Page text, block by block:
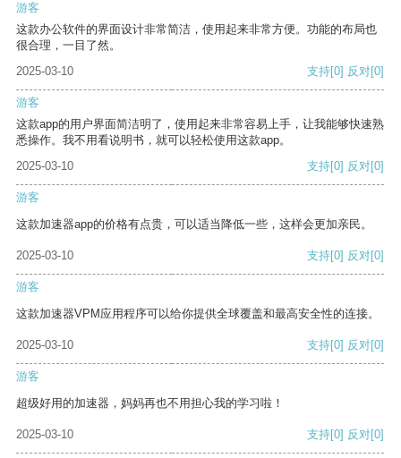
游客
这款办公软件的界面设计非常简洁，使用起来非常方便。功能的布局也
很合理，一目了然。
2025-03-10
支持[0] 反对[0]
游客
这款app的用户界面简洁明了，使用起来非常容易上手，让我能够快速熟
悉操作。我不用看说明书，就可以轻松使用这款app。
2025-03-10
支持[0] 反对[0]
游客
这款加速器app的价格有点贵，可以适当降低一些，这样会更加亲民。
2025-03-10 支持[0] 反对[0]
游客
这款加速器VPM应用程序可以给你提供全球覆盖和最高安全性的连接。
2025-03-10 支持[0] 反对[0]
游客
超级好用的加速器，妈妈再也不用担心我的学习啦！
2025-03-10 支持[0] 反对[0]